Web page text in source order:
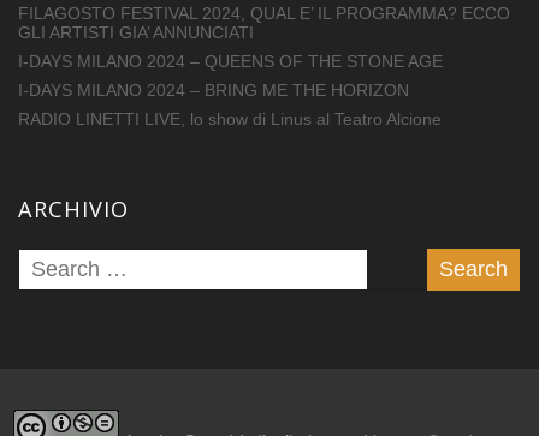
FILAGOSTO FESTIVAL 2024, QUAL E’ IL PROGRAMMA? ECCO
GLI ARTISTI GIA’ ANNUNCIATI
I-DAYS MILANO 2024 – QUEENS OF THE STONE AGE
I-DAYS MILANO 2024 – BRING ME THE HORIZON
RADIO LINETTI LIVE, lo show di Linus al Teatro Alcione
ARCHIVIO